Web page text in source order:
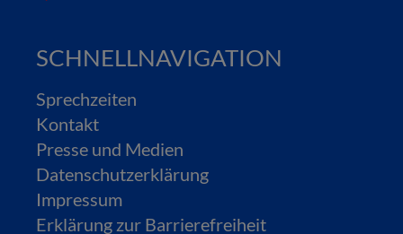
SCHNELLNAVIGATION
Sprechzeiten
Kontakt
Presse und Medien
Datenschutzerklärung
Impressum
Erklärung zur Barrierefreiheit